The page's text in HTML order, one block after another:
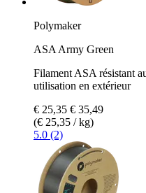
Polymaker
ASA Army Green
Filament ASA résistant
utilisation en extérieur
€ 25,35 € 35,49
(€ 25,35 / kg)
5.0 (2)